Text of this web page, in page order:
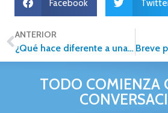
Facebook
ANTERIOR
¿Qué hace diferente a una franquicia inmobiliaria?
TODO COMIENZA